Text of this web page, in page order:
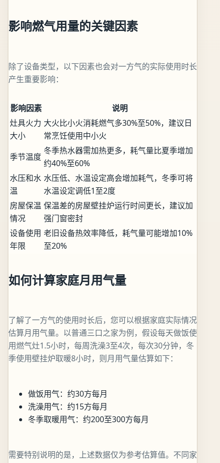
影响燃气用量的关键因素
除了设备类型，以下因素也会对一方气的实际使用时长
产生重要影响：
影响因素
说明
灶具火力
大小
大火比小火消耗燃气多30%至50%，建议日
常烹饪使用中小火
季节温度
冬季热水器需加热更多，耗气量比夏季增加
约40%至60%
水压和水
温
水压低、水温设定高会增加耗气，冬季可将
水温设定调低1至2度
房屋保温
情况
保温差的房屋壁挂炉运行时间更长，建议加
强门窗密封
设备使用
年限
老旧设备热效率降低，耗气量可能增加10%
至20%
如何计算家庭月用气量
了解了一方气的使用时长后，您可以根据家庭实际情况
估算月用气量。以普通三口之家为例，假设每天做饭使
用燃气灶1.5小时，每周洗澡3至4次，每次30分钟，冬
季使用壁挂炉取暖8小时，则月用气量估算如下：
做饭用气：约30方每月
洗澡用气：约15方每月
冬季取暖用气：约200至300方每月
需要特别说明的是，上述数据仅为参考估算值。不同家